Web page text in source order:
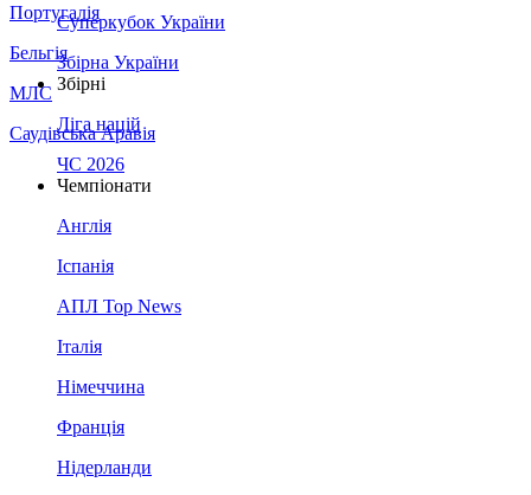
Португалія
Бельгія
МЛС
Саудівська Аравія
Суперкубок України
Збірна України
Збірні
Ліга націй
ЧС 2026
Чемпіонати
Англія
Іспанія
АПЛ Top News
Італія
Німеччина
Франція
Нідерланди